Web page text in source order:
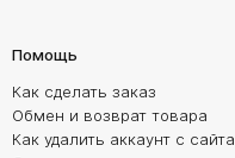
Помощь
Как сделать заказ
Обмен и возврат товара
Как удалить аккаунт с сайта